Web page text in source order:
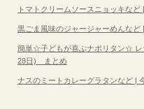
トマトクリームソースニョッキな
黒ごま風味のジャージャーめんな
簡単☆子どもが喜ぶナポリタン☆ レ
28日) まとめ
ナスのミートカレーグラタンなど |